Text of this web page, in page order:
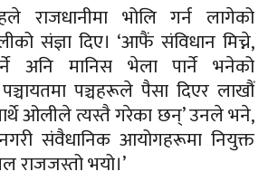
भोलि गर्न लागेको
संज्ञा दिए। ‘आफैं संविधान मिच्ने,
अनि मानिस भेला पार्ने भनेको
पञ्चायतमा पञ्चहरूले पैसा दिएर लाखौं
ओलीले त्यस्तै गरेका छन्’ उनले भने,
संवैधानिक आयोगहरूमा नियुक्त
राजजस्तो भयो।’